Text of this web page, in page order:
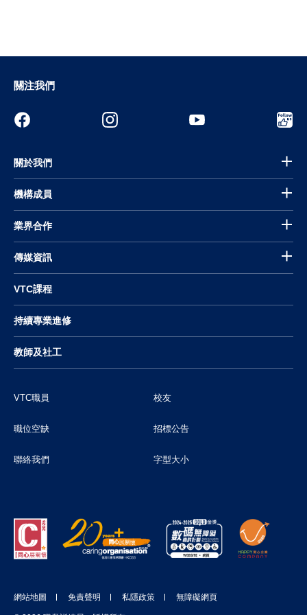
關注我們
關於我們
機構成員
業界合作
傳媒資訊
VTC課程
持續專業進修
教師及社工
VTC職員 校友
職位空缺 招標公告
聯絡我們 字型大小
網站地圖 免責聲明 私隱政策 無障礙網頁